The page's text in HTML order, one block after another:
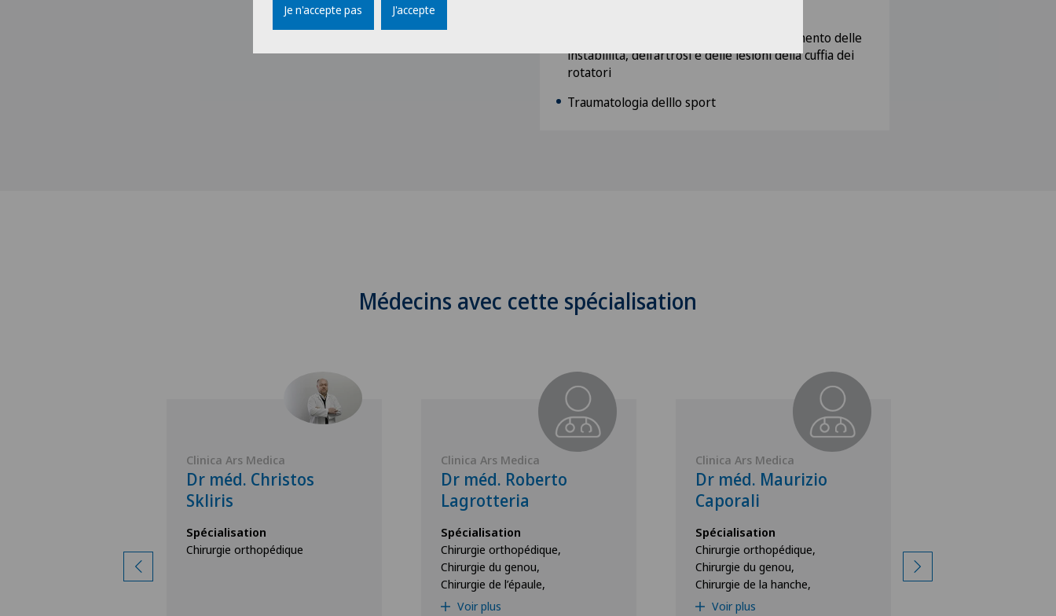
Chirurgia artroscopica della spalla: trattamento delle
instabiilità, dell’artrosi e delle lesioni della cuffia dei
rotatori
Traumatologia delllo sport
Médecins avec cette spécialisation
Clinica Ars Medica
Dr méd. Christos
Skliris
Spécialisation
Chirurgie orthopédique
Clinica Ars Medica
Dr méd. Roberto
Lagrotteria
Spécialisation
Chirurgie orthopédique,
Chirurgie du genou,
Chirurgie de l’épaule,
Voir plus
Clinica Ars Medica
Dr méd. Maurizio
Caporali
Spécialisation
Chirurgie orthopédique,
Chirurgie du genou,
Chirurgie de la hanche,
Voir plus
Je n'accepte pas J'accepte